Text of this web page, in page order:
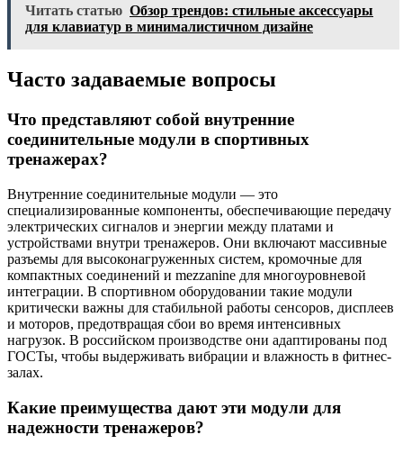
Читать статью Обзор трендов: стильные аксессуары
для клавиатур в минималистичном дизайне
Часто задаваемые вопросы
Что представляют собой внутренние
соединительные модули в спортивных
тренажерах?
Внутренние соединительные модули — это
специализированные компоненты, обеспечивающие передачу
электрических сигналов и энергии между платами и
устройствами внутри тренажеров. Они включают массивные
разъемы для высоконагруженных систем, кромочные для
компактных соединений и mezzanine для многоуровневой
интеграции. В спортивном оборудовании такие модули
критически важны для стабильной работы сенсоров, дисплеев
и моторов, предотвращая сбои во время интенсивных
нагрузок. В российском производстве они адаптированы под
ГОСТы, чтобы выдерживать вибрации и влажность в фитнес-
залах.
Какие преимущества дают эти модули для
надежности тренажеров?